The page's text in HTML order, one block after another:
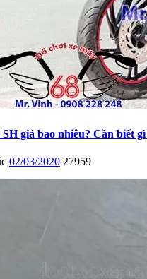
SH giá bao nhiêu? Cần biết
02/03/2020 27959